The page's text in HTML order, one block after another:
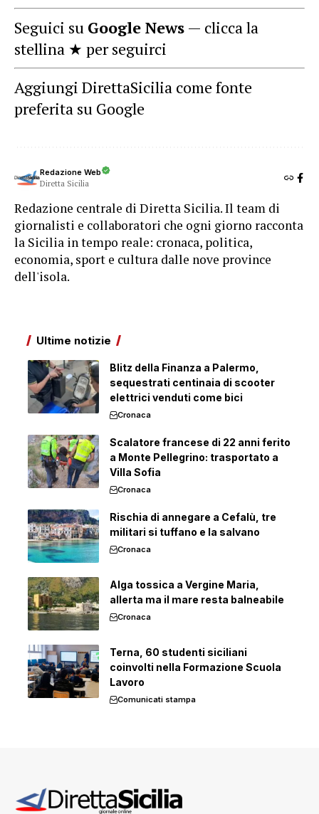
Seguici su Google News — clicca la
stellina ★ per seguirci
Aggiungi DirettaSicilia come fonte
preferita su Google
Redazione Web
Diretta Sicilia
Redazione centrale di Diretta Sicilia. Il team di
giornalisti e collaboratori che ogni giorno racconta
la Sicilia in tempo reale: cronaca, politica,
economia, sport e cultura dalle nove province
dell'isola.
Ultime notizie
Blitz della Finanza a Palermo,
sequestrati centinaia di scooter
elettrici venduti come bici
Cronaca
Scalatore francese di 22 anni ferito
a Monte Pellegrino: trasportato a
Villa Sofia
Cronaca
Rischia di annegare a Cefalù, tre
militari si tuffano e la salvano
Cronaca
Alga tossica a Vergine Maria,
allerta ma il mare resta balneabile
Cronaca
Terna, 60 studenti siciliani
coinvolti nella Formazione Scuola
Lavoro
Comunicati stampa